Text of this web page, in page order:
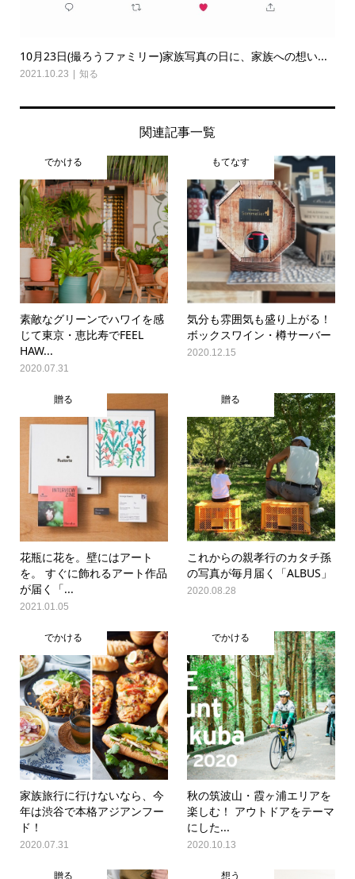
10月23日(撮ろうファミリー)家族写真の日に、家族への想い...
2021.10.23 知る
関連記事一覧
でかける
素敵なグリーンでハワイを感
じて東京・恵比寿でFEEL
HAW...
2020.07.31
もてなす
気分も雰囲気も盛り上がる！
ボックスワイン・樽サーバー
2020.12.15
贈る
花瓶に花を。壁にはアート
を。 すぐに飾れるアート作品
が届く「...
2021.01.05
贈る
これからの親孝行のカタチ孫
の写真が毎月届く「ALBUS」
2020.08.28
でかける
家族旅行に行けないなら、今
年は渋谷で本格アジアンフー
ド！
2020.07.31
でかける
秋の筑波山・霞ヶ浦エリアを
楽しむ！ アウトドアをテーマ
にした...
2020.10.13
贈る 想う